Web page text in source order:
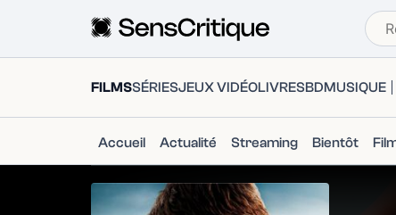
FILMSSÉRIESJEUX VIDÉOLIVRESBDMUSIQUE
Accueil Actualité Streaming Bientôt